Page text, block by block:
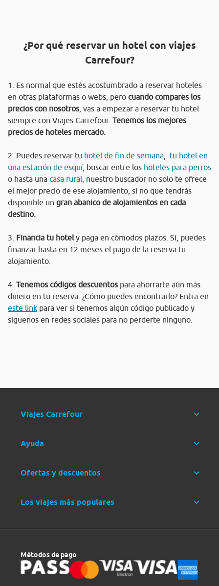
¿Por qué reservar un hotel con viajes
Carrefour?
1. Es normal que estés acostumbrado a reservar hoteles
en otras plataformas o webs, pero cuando compares los
precios con nosotros, vas a empezar a reservar tu hotel
siempre con Viajes Carrefour. Tenemos los mejores
precios de hoteles mercado.
2. Puedes reservar tu hotel de fin de semana
tu hotel en
una estación de esquí , buscar entre los hoteles para perros
o hasta una casa rural , nuestro buscador no solo te ofrece
el mejor precio de ese alojamiento, si no que tendrás
disponible un gran abanico de alojamientos en cada
destino.
3. Financia tu hotely paga en cómodos plazos. Sí, puedes
finanzar hasta en 12 meses el pago de la reserva tu
alojamiento.
4. Tenemos códigos descuentos para ahorrarte aún más
dinero en tu reserva. ¿Cómo puedes encontrarlo? Entra en
este link para ver si tenemos algún código publicado y
síguenos en redes sociales para no perderte ninguno.
Viajes Carrefour
Ayuda
Ofertas y descuentos
Los viajes más populares
Métodos de pago